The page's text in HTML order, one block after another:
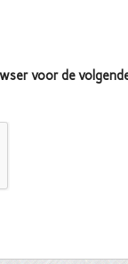
voor de